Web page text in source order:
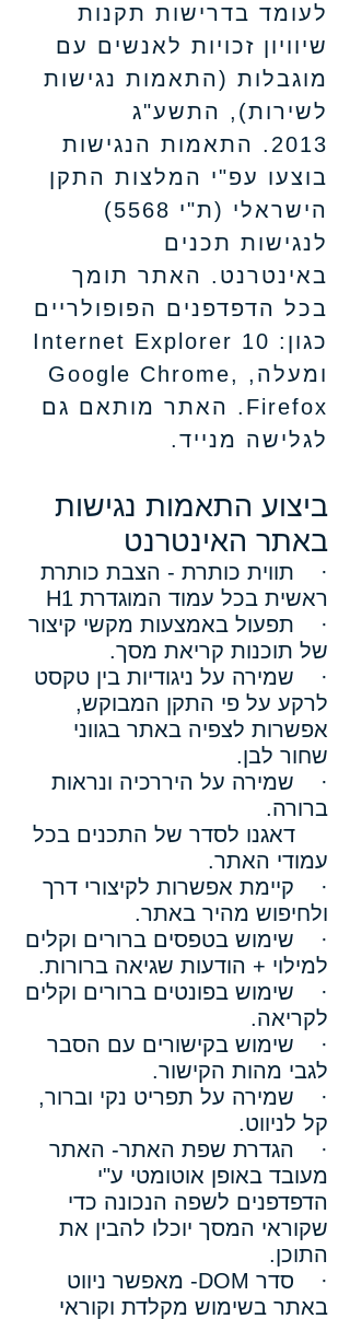
לעומד בדרישות תקנות
שיוויון זכויות לאנשים עם
מוגבלות (התאמות נגישות
לשירות), התשע"ג
2013.
התאמות הנגישות
בוצעו עפ"י המלצות התקן
הישראלי (ת"י 5568)
לנגישות תכנים
באינטרנט. האתר תומך
בכל הדפדפנים הפופולריים
כגון: Internet Explorer 10
ומעלה, Google Chrome,
Firefox.
האתר מותאם גם
לגלישה מנייד.
ביצוע התאמות נגישות
באתר האינטרנט
· תווית כותרת - הצבת כותרת
ראשית בכל עמוד המוגדרת H1
· תפעול באמצעות מקשי קיצור
של תוכנות קריאת מסך.
· שמירה על ניגודיות בין טקסט
לרקע על פי התקן המבוקש,
אפשרות לצפיה באתר בגווני
שחור לבן.​
· שמירה על היררכיה ונראות
ברורה.
דאגנו לסדר של התכנים בכל
עמודי האתר.
· קיימת אפשרות לקיצורי דרך
ולחיפוש מהיר באתר.
· שימוש בטפסים ברורים וקלים
למילוי + הודעות שגיאה ברורות.
· שימוש בפונטים ברורים וקלים
לקריאה.
· שימוש בקישורים עם הסבר
לגבי מהות הקישור.
· שמירה על תפריט נקי וברור,
קל לניווט.
· הגדרת שפת האתר- האתר
מעובד באופן אוטומטי ע"י
הדפדפנים לשפה הנכונה כדי
שקוראי המסך יוכלו להבין את
התוכן.
· סדר DOM- מאפשר ניווט
באתר בשימוש מקלדת וקוראי